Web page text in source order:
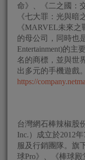
命》、《二之國：
《七大罪：光與暗
《MARVEL未來之
的母公司，同時也
Entertainment)的主
名的商標，並與世
出多元的手機遊戲
https://
台灣網石棒辣椒股
Inc.）成立於2012
服及行銷團隊。旗
球Pro》、《棒球